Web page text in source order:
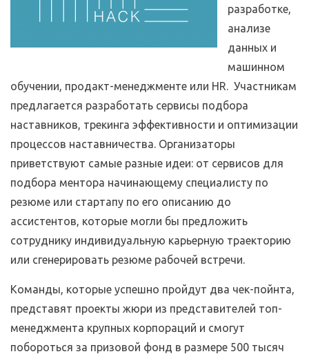
разработке,
анализе
данных и
машинном
обучении, продакт-менеджменте или HR. Участникам
предлагается разработать сервисы подбора
наставников, трекинга эффективности и оптимизации
процессов наставничества. Организаторы
приветствуют самые разные идеи: от сервисов для
подбора ментора начинающему специалисту по
резюме или стартапу по его описанию до
ассистентов, которые могли бы предложить
сотруднику индивидуальную карьерную траекторию
или сгенерировать резюме рабочей встречи.
Команды, которые успешно пройдут два чек-пойнта,
представят проекты жюри из представителей топ-
менеджмента крупных корпораций и смогут
побороться за призовой фонд в размере 500 тысяч